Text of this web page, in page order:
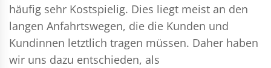
häufig sehr Kostspielig. Dies liegt meist an den
langen Anfahrtswegen, die die Kunden und
Kundinnen letztlich tragen müssen. Daher haben
wir uns dazu entschieden, als